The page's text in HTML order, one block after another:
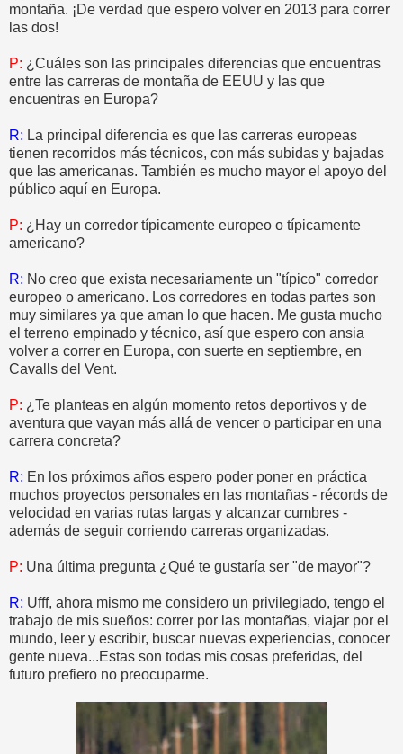
montaña. ¡De verdad que espero volver en 2013 para correr
las dos!
P: ¿Cuáles son las principales diferencias que encuentras
entre las carreras de montaña de EEUU y las que
encuentras en Europa?
R: La principal diferencia es que las carreras europeas
tienen recorridos más técnicos, con más subidas y bajadas
que las americanas. También es mucho mayor el apoyo del
público aquí en Europa.
P: ¿Hay un corredor típicamente europeo o típicamente
americano?
R: No creo que exista necesariamente un "típico" corredor
europeo o americano. Los corredores en todas partes son
muy similares ya que aman lo que hacen. Me gusta mucho
el terreno empinado y técnico, así que espero con ansia
volver a correr en Europa, con suerte en septiembre, en
Cavalls del Vent.
P: ¿Te planteas en algún momento retos deportivos y de
aventura que vayan más allá de vencer o participar en una
carrera concreta?
R: En los próximos años espero poder poner en práctica
muchos proyectos personales en las montañas - récords de
velocidad en varias rutas largas y alcanzar cumbres -
además de seguir corriendo carreras organizadas.
P: Una última pregunta ¿Qué te gustaría ser "de mayor"?
R: Ufff, ahora mismo me considero un privilegiado, tengo el
trabajo de mis sueños: correr por las montañas, viajar por el
mundo, leer y escribir, buscar nuevas experiencias, conocer
gente nueva...Estas son todas mis cosas preferidas, del
futuro prefiero no preocuparme.